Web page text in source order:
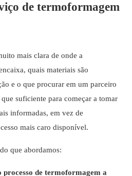
de termoformagem
mais clara de onde a
quais materiais são
e o que procurar em um parceiro
suficiente para começar a tomar
informadas, em vez de
mais caro disponível.
que abordamos:
processo de termoformagem a